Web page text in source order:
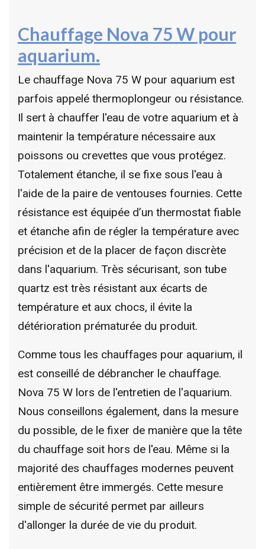
Chauffage Nova 75 W pour
aquarium.
Le chauffage Nova 75 W pour aquarium est
parfois appelé thermoplongeur ou résistance.
Il sert à chauffer l'eau de votre aquarium et à
maintenir la température nécessaire aux
poissons ou crevettes que vous protégez.
Totalement étanche, il se fixe sous l'eau à
l'aide de la paire de ventouses fournies. Cette
résistance est équipée d’un thermostat fiable
et étanche afin de régler la température avec
précision et de la placer de façon discrète
dans l'aquarium. Très sécurisant, son tube
quartz est très résistant aux écarts de
température et aux chocs, il évite la
détérioration prématurée du produit.
Comme tous les chauffages pour aquarium, il
est conseillé de débrancher le chauffage.
Nova 75 W lors de l'entretien de l'aquarium.
Nous conseillons également, dans la mesure
du possible, de le fixer de manière que la tête
du chauffage soit hors de l'eau. Même si la
majorité des chauffages modernes peuvent
entièrement être immergés. Cette mesure
simple de sécurité permet par ailleurs
d'allonger la durée de vie du produit.